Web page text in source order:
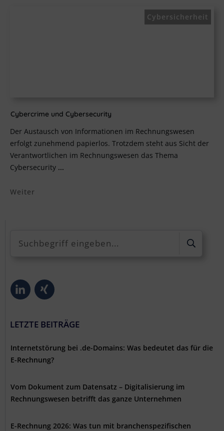
Cybersicherheit
Cybercrime und Cybersecurity
Der Austausch von Informationen im Rechnungswesen
erfolgt zunehmend papierlos. Trotzdem steht aus Sicht der
Verantwortlichen im Rechnungswesen das Thema
Cybersecurity ...
Weiter
LETZTE BEITRÄGE
Internetstörung bei .de-Domains: Was bedeutet das für die
E-Rechnung?
Vom Dokument zum Datensatz – Digitalisierung im
Rechnungswesen betrifft das ganze Unternehmen
E-Rechnung 2026: Was tun mit branchenspezifischen